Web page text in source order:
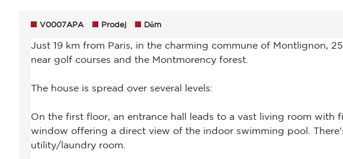
V0007APA Prodej Dům